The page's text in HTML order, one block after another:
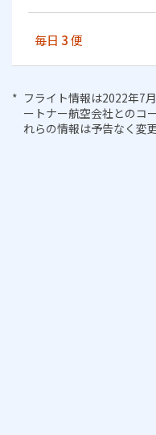
毎日 3便
フライト情報は2022年7
ートナー航空会社とのコ
れらの情報は予告なく変